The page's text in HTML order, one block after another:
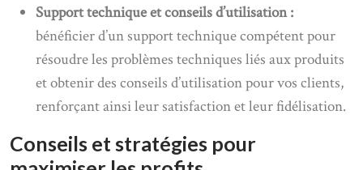
Support technique et conseils d’utilisation :
bénéficier d’un support technique compétent pour
résoudre les problèmes techniques liés aux produits
et obtenir des conseils d’utilisation pour vos clients,
renforçant ainsi leur satisfaction et leur fidélisation.
Conseils et stratégies pour